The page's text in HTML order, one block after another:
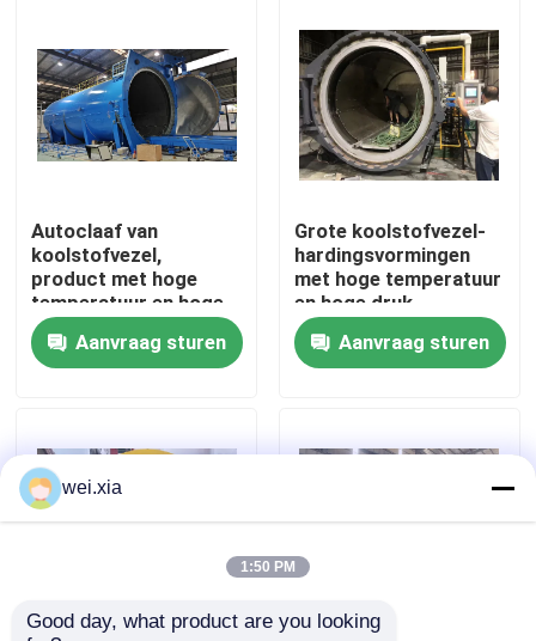
Video's
Fabriekstocht
Kwaliteitscontrole
Nieuws
AAC-Autoclaaf
Autoclaaf van
koolstofvezel,
product met hoge
temperatuur en hoge
druk, ondersteunt
personalisatie,
compleet systeem
Aanvraag sturen
Grote koolstofvezel-
hardingsvormingen
met hoge temperatuur
en hoge druk
Aanvraag sturen
wei.xia
1:50 PM
Good day, what product are you looking